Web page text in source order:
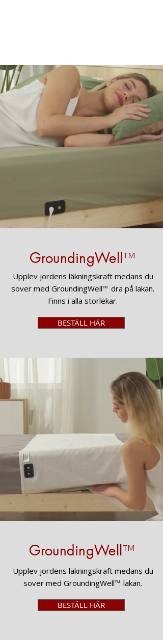
GroundingWell ™
Upplev jordens läkningskraft medans du
sover med GroundingWell™ dra på lakan.
Finns i alla storlekar.
BESTÄLL HÄR
GroundingWell ™
Upplev jordens läkningskraft medans du
sover med GroundingWell™ lakan.
BESTÄLL HÄR